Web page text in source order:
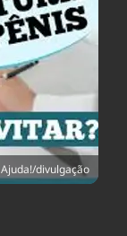
Ajuda!/divulgação